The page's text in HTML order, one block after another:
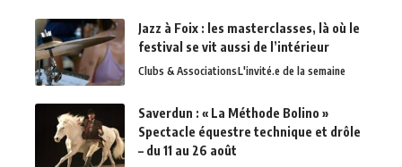
Jazz à Foix : les masterclasses, là où le
festival se vit aussi de l’intérieur
Clubs & AssociationsL'invité.e de la semaine
Saverdun : « La Méthode Bolino »
Spectacle équestre technique et drôle
– du 11 au 26 août